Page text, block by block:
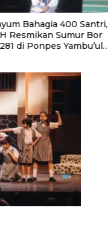
Bahagia 400 Santri,
Resmikan Sumur Bor
di Ponpes Yambu’ul